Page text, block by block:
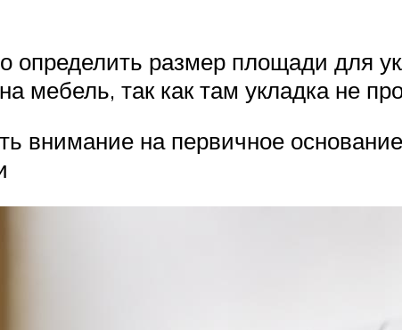
определить размер площади для
мебель, так как там укладка не
внимание на первичное